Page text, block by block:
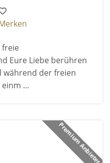
freie
Eure Liebe berühren
der freien
...
Premium Anbieter